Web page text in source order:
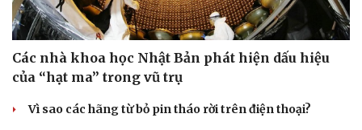
Ăn sạch sống khỏe
Các nhà khoa học Nhật Bản phát hiện dấu hiệu
của “hạt ma” trong vũ trụ
Vì sao các hãng từ bỏ pin tháo rời trên điện thoại?